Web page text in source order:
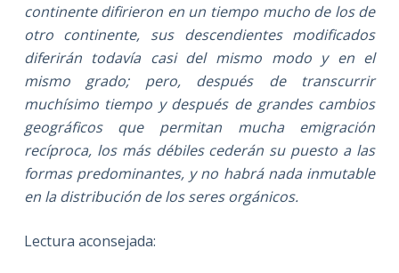
continente difirieron en un tiempo mucho de los de
otro continente, sus descendientes modificados
diferirán todavía casi del mismo modo y en el
mismo grado; pero, después de transcurrir
muchísimo tiempo y después de grandes cambios
geográficos que permitan mucha emigración
recíproca, los más débiles cederán su puesto a las
formas predominantes, y no habrá nada inmutable
en la distribución de los seres orgánicos.
Lectura aconsejada: